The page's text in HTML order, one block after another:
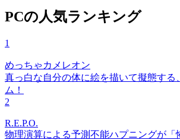
PCの人気ランキング
1
めっちゃカメレオン
真っ白な自分の体に絵を描いて擬態する
ム！
2
R.E.P.O.
物理演算による予測不能ハプニングが「